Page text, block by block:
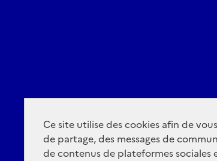
Ce site utilise des cookies afin de
de partage, des messages de
de contenus de plateformes